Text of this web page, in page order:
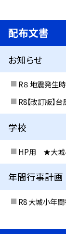
配布文書
お知らせ
R８ 地震発生
R8【改訂版】
学校
HP用 ★大城
年間行事計画
R8 大城小年